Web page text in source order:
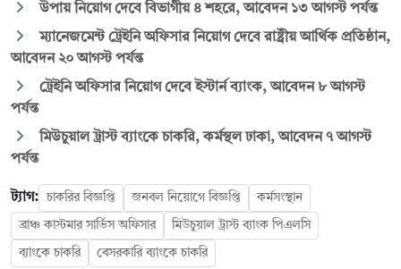
উপায় নিয়োগ দেবে বিভাগীয় ৪ শহরে, আবেদন ১৩ আগস্ট পর্যন্ত
ম্যানেজমেন্ট ট্রেইনি অফিসার নিয়োগ দেবে রাষ্ট্রীয় আর্থিক প্রতিষ্ঠান,
আবেদন ২০ আগস্ট পর্যন্ত
ট্রেইনি অফিসার নিয়োগ দেবে ইস্টার্ন ব্যাংক, আবেদন ৮ আগস্ট
পর্যন্ত
মিউচুয়াল ট্রাস্ট ব্যাংকে চাকরি, কর্মস্থল ঢাকা, আবেদন ৭ আগস্ট
পর্যন্ত
ট্যাগ: চাকরির বিজ্ঞপ্তি জনবল নিয়োগে বিজ্ঞপ্তি কর্মসংস্থান
ব্রাঞ্চ কাস্টমার সার্ভিস অফিসার মিউচুয়াল ট্রাস্ট ব্যাংক পিএলসি
ব্যাংকে চাকরি বেসরকারি ব্যাংকে চাকরি